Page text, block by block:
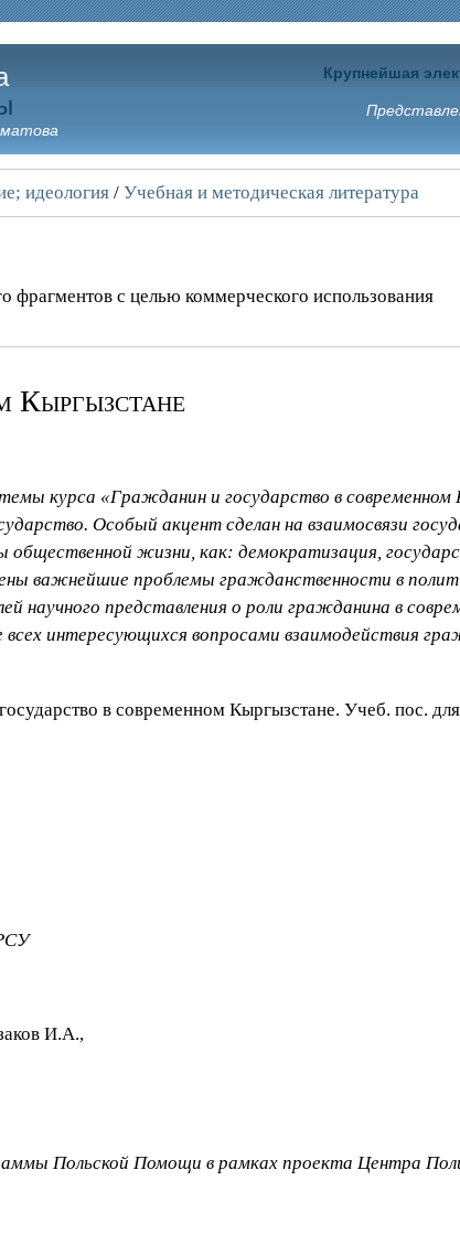
Крупнейшая
идеология /Учебная и методическая литература
фрагментов с целью коммерческого использования
Кыргызстане
курса «Гражданин и государство в
Особый акцент сделан на взаимосвязи
жизни, как: демократизация,
важнейшие проблемы гражданственности в
научного представления о роли гражданина в
интересующихся вопросами взаимодействия
в современном Кыргызстане. Учеб. пос.
И.А.,
Польской Помощи в рамках проекта Центра